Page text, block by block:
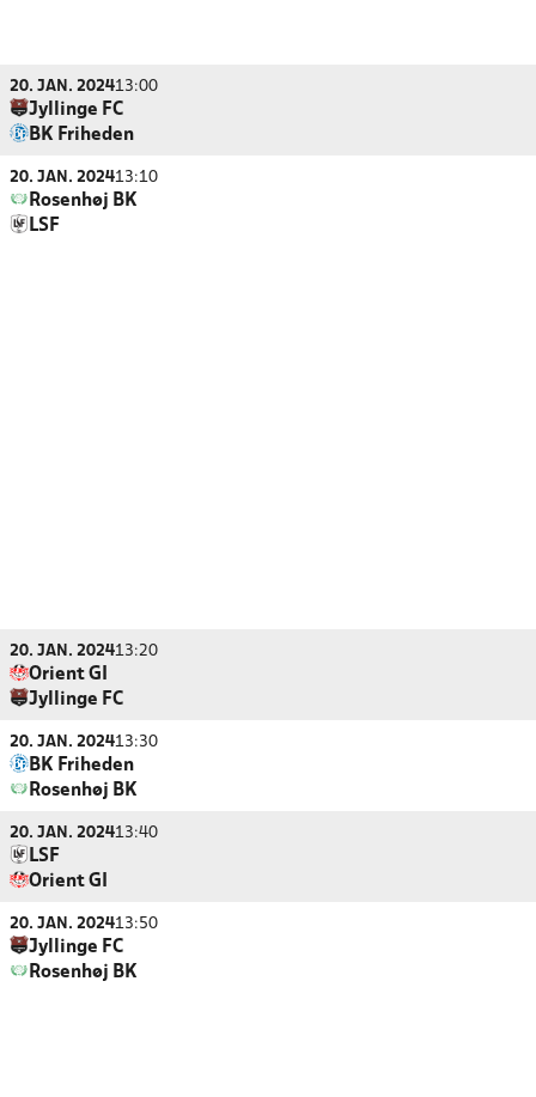
20. JAN. 202413:00
Jyllinge FC
BK Friheden
20. JAN. 202413:10
Rosenhøj BK
LSF
20. JAN. 202413:20
Orient GI
Jyllinge FC
20. JAN. 202413:30
BK Friheden
Rosenhøj BK
20. JAN. 202413:40
LSF
Orient GI
20. JAN. 202413:50
Jyllinge FC
Rosenhøj BK